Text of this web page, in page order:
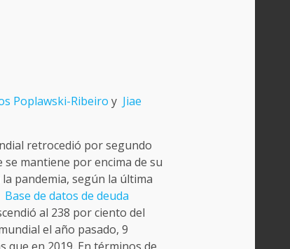
Poplawski-Ribeiro y Jiae
retrocedió por segundo
mantiene por encima de su
pandemia, según la última
Base de datos de deuda
al 238 por ciento del
el año pasado, 9